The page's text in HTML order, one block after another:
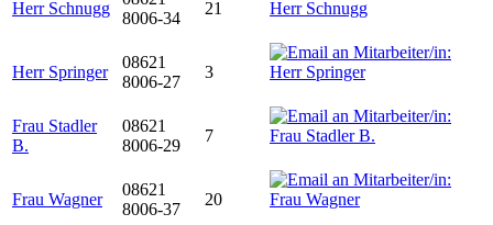
Herr Schnugg
8006-34
21
Herr Springer
08621
8006-27
3
Frau Stadler
B.
08621
8006-29
7
Frau Wagner
08621
8006-37
20